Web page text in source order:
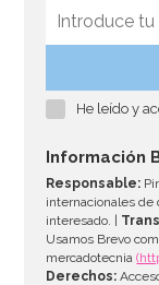
Pegamento
He leído y
Información
Responsable:
internacionales de
interesado. |
Usamos Brevo
mercadotecnia
Derechos: